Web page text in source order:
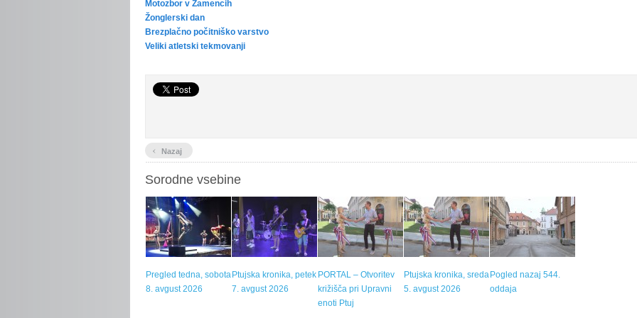
Motozbor v Žamencih
Žonglerski dan
Brezplačno počitniško varstvo
Veliki atletski tekmovanji
‹ Nazaj
Sorodne vsebine
Pregled tedna, sobota
8. avgust 2026
Ptujska kronika, petek
7. avgust 2026
PORTAL – Otvoritev
križišča pri Upravni
enoti Ptuj
Ptujska kronika, sreda
5. avgust 2026
Pogled nazaj 544.
oddaja